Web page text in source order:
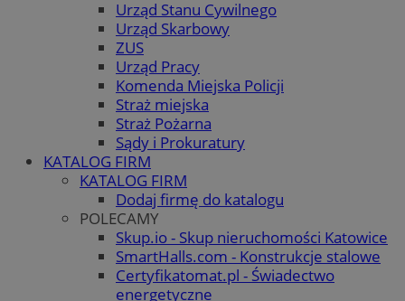
Urząd Stanu Cywilnego
Urząd Skarbowy
ZUS
Urząd Pracy
Komenda Miejska Policji
Straż miejska
Straż Pożarna
Sądy i Prokuratury
KATALOG FIRM
KATALOG FIRM
Dodaj firmę do katalogu
POLECAMY
Skup.io - Skup nieruchomości Katowice
SmartHalls.com - Konstrukcje stalowe
Certyfikatomat.pl - Świadectwo
energetyczne